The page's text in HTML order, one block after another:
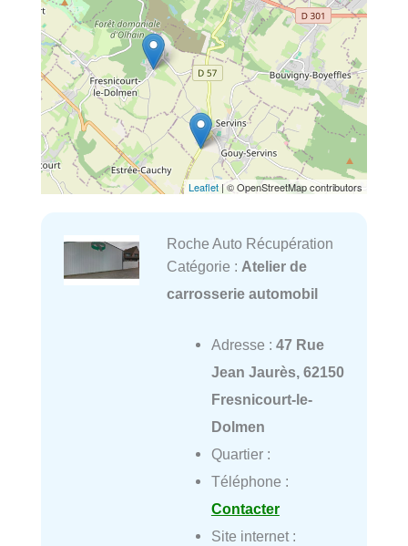
Leaflet | © OpenStreetMap contributors
Roche Auto Récupération
Catégorie : Atelier de
carrosserie automobil
Adresse : 47 Rue
Jean Jaurès, 62150
Fresnicourt-le-
Dolmen
Quartier :
Téléphone :
Contacter
Site internet :